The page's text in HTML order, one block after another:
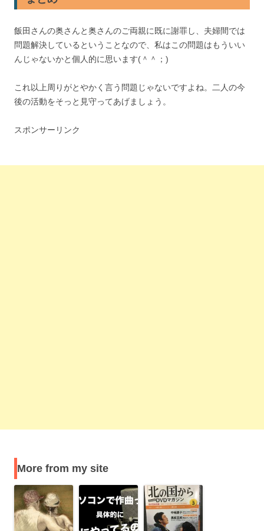
飯田さんの奥さんと奥さんのご両親に既に謝罪し、夫婦間では
問題解決しているということなので、私はこの問題はもういい
んじゃないかと個人的に思います(＾＾；)
これ以上周りがとやかく言う問題じゃないですよね。二人の今
後の活動をそっと見守ってあげましょう。
スポンサーリンク
More from my site